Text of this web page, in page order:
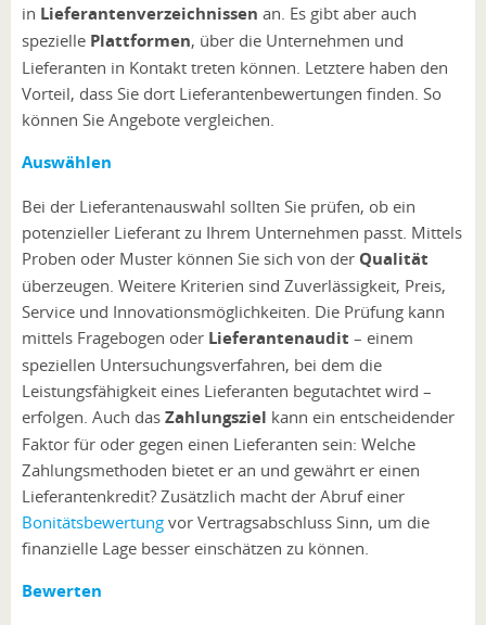
in Lieferantenverzeichnissen an. Es gibt aber auch
spezielle Plattformen, über die Unternehmen und
Lieferanten in Kontakt treten können. Letztere haben den
Vorteil, dass Sie dort Lieferantenbewertungen finden. So
können Sie Angebote vergleichen.
Auswählen
Bei der Lieferantenauswahl sollten Sie prüfen, ob ein
potenzieller Lieferant zu Ihrem Unternehmen passt. Mittels
Proben oder Muster können Sie sich von der Qualität
überzeugen. Weitere Kriterien sind Zuverlässigkeit, Preis,
Service und Innovationsmöglichkeiten. Die Prüfung kann
mittels Fragebogen oder Lieferantenaudit – einem
speziellen Untersuchungsverfahren, bei dem die
Leistungsfähigkeit eines Lieferanten begutachtet wird –
erfolgen. Auch das Zahlungsziel kann ein entscheidender
Faktor für oder gegen einen Lieferanten sein: Welche
Zahlungsmethoden bietet er an und gewährt er einen
Lieferantenkredit? Zusätzlich macht der Abruf einer
Bonitätsbewertung vor Vertragsabschluss Sinn, um die
finanzielle Lage besser einschätzen zu können.
Bewerten